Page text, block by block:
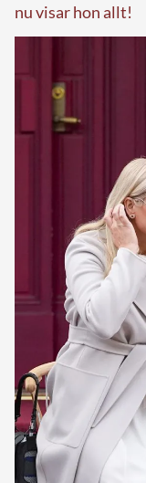
nu visar hon allt!